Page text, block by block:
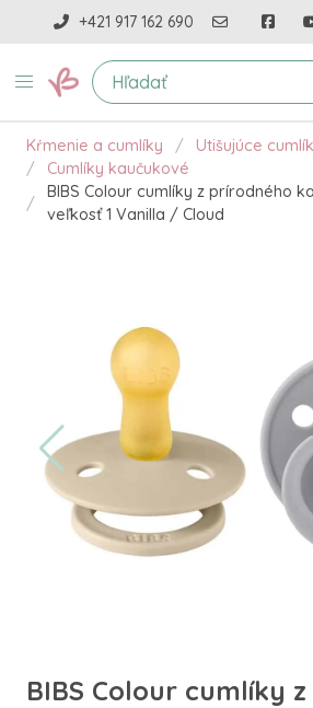
+421 917 162 690
Kŕmenie a cumlíky
Utišujúce
Cumlíky kaučukové
BIBS Colour cumlíky z prírodného
veľkosť 1 Vanilla / Cloud
BIBS Colour cumlíky